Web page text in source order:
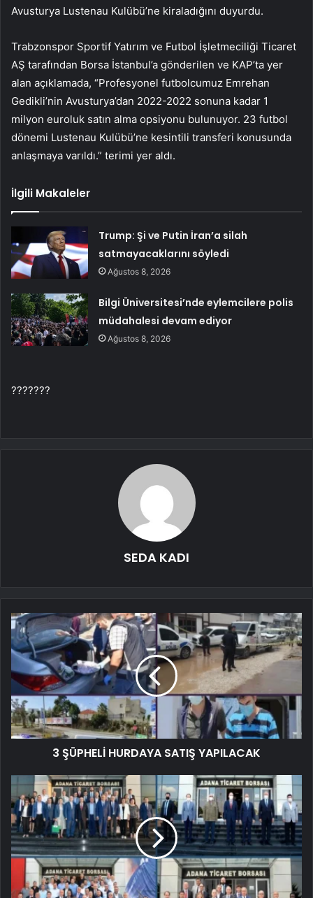
Avusturya Lustenau Kulübü’ne kiraladığını duyurdu.
Trabzonspor Sportif Yatırım ve Futbol İşletmeciliği Ticaret
AŞ tarafından Borsa İstanbul’a gönderilen ve KAP’ta yer
alan açıklamada, “Profesyonel futbolcumuz Emrehan
Gedikli’nin Avusturya’dan 2022-2022 sonuna kadar 1
milyon euroluk satın alma opsiyonu bulunuyor. 23 futbol
dönemi Lustenau Kulübü’ne kesintili transferi konusunda
anlaşmaya varıldı.” terimi yer aldı.
İlgili Makaleler
Trump: Şi ve Putin İran’a silah
satmayacaklarını söyledi
Ağustos 8, 2026
Bilgi Üniversitesi’nde eylemcilere polis
müdahalesi devam ediyor
Ağustos 8, 2026
???????
SEDA KADI
3 ŞÜPHELİ HURDAYA SATIŞ YAPILACAK